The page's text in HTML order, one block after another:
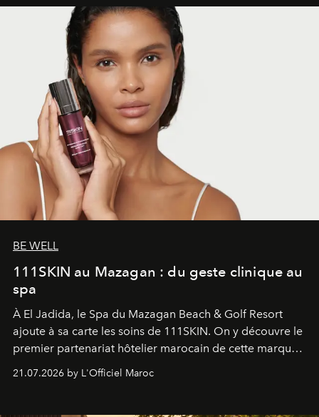
BE WELL
111SKIN au Mazagan : du geste clinique au
spa
À El Jadida, le Spa du Mazagan Beach & Golf Resort
ajoute à sa carte les soins de 111SKIN. On y découvre le
premier partenariat hôtelier marocain de cette marque
londonien et construite depuis autour d'un actif breveté,
21.07.2026 by L'Officiel Maroc